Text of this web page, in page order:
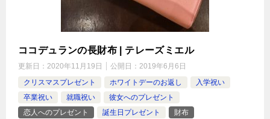
ココデュランの長財布 | テレーズミエル
更新日： 2020年11月19日 公開日： 2019年6月6日
クリスマスプレゼント
ホワイトデーのお返し
入学祝い
卒業祝い
就職祝い
彼女へのプレゼント
恋人へのプレゼント
誕生日プレゼント 財布